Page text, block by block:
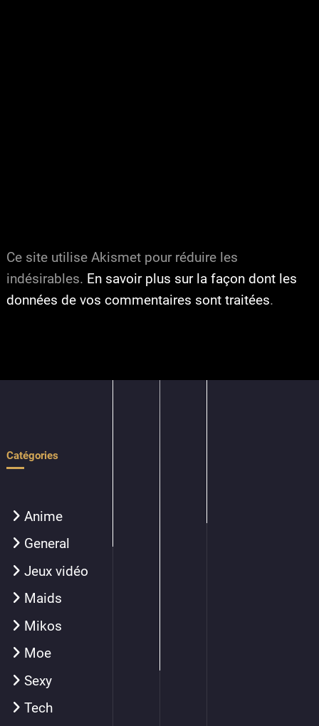
Ce site utilise Akismet pour réduire les
indésirables. En savoir plus sur la façon dont les
données de vos commentaires sont traitées.
Catégories
Anime
General
Jeux vidéo
Maids
Mikos
Moe
Sexy
Tech